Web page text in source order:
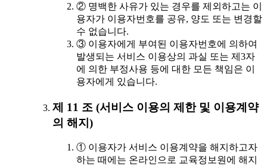
② 명백한 사유가 있는 경우를 제외하고는 이
용자가 이용자번호를 공유, 양도 또는 변경할
수 없습니다.
③ 이용자에게 부여된 이용자번호에 의하여
발생되는 서비스 이용상의 과실 또는 제3자
에 의한 부정사용 등에 대한 모든 책임은 이
용자에게 있습니다.
제 11 조 (서비스 이용의 제한 및 이용계약
의 해지)
① 이용자가 서비스 이용계약을 해지하고자
하는 때에는 온라인으로 교육정보원에 해지